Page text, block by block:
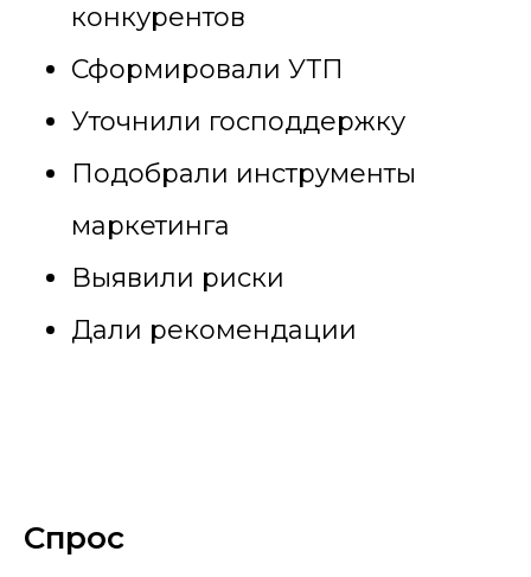
конкурентов
Сформировали УТП
Уточнили господдержку
Подобрали инструменты
маркетинга
Выявили риски
Дали рекомендации
Спрос